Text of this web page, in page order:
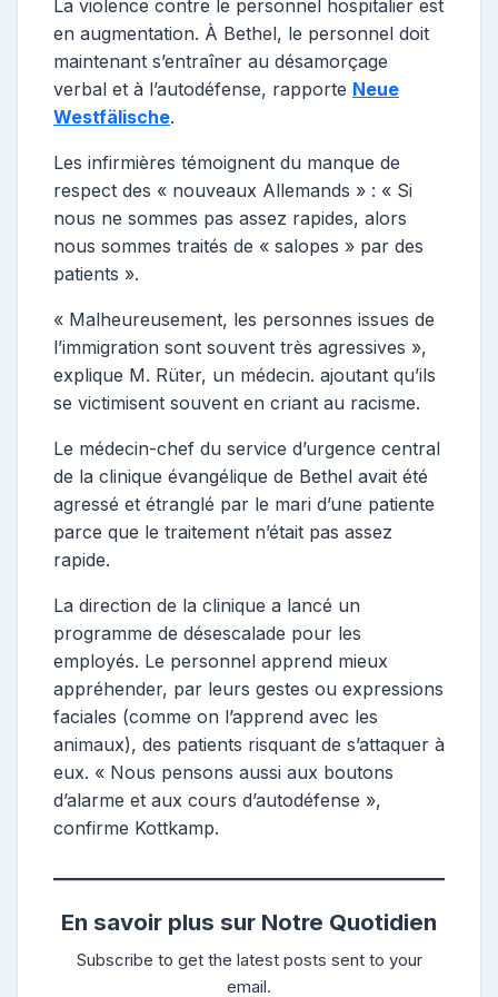
La violence contre le personnel hospitalier est
en augmentation. À Bethel, le personnel doit
maintenant s’entraîner au désamorçage
verbal et à l’autodéfense, rapporte Neue
Westfälische.
Les infirmières témoignent du manque de
respect des « nouveaux Allemands » : « Si
nous ne sommes pas assez rapides, alors
nous sommes traités de « salopes » par des
patients ».
« Malheureusement, les personnes issues de
l’immigration sont souvent très agressives »,
explique M. Rüter, un médecin. ajoutant qu’ils
se victimisent souvent en criant au racisme.
Le ​​médecin-chef du service d’urgence central
de la clinique évangélique de Bethel avait été
agressé et étranglé par le mari d’une patiente
parce que le traitement n’était pas assez
rapide.
La direction de la clinique a lancé un
programme de désescalade pour les
employés. Le personnel apprend mieux
appréhender, par leurs gestes ou expressions
faciales (comme on l’apprend avec les
animaux), des patients risquant de s’attaquer à
eux. « Nous pensons aussi aux boutons
d’alarme et aux cours d’autodéfense »,
confirme Kottkamp.
En savoir plus sur Notre Quotidien
Subscribe to get the latest posts sent to your
email.